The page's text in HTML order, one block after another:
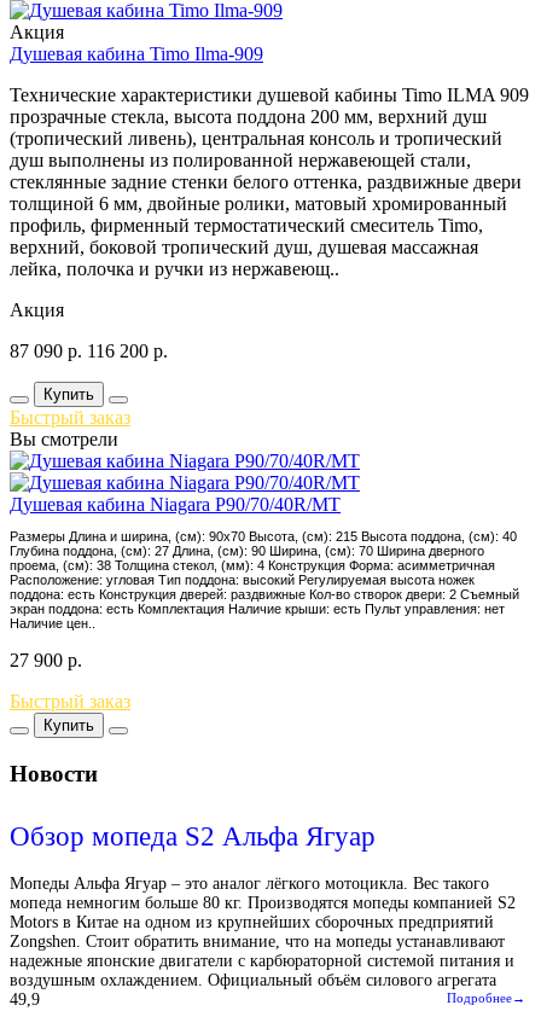
Акция
Душевая кабина Timo Ilma-909
Технические характеристики душевой кабины Timo ILMA 909
прозрачные стекла, высота поддона 200 мм, верхний душ
(тропический ливень), центральная консоль и тропический
душ выполнены из полированной нержавеющей стали,
стеклянные задние стенки белого оттенка, раздвижные двери
толщиной 6 мм, двойные ролики, матовый хромированный
профиль, фирменный термостатический смеситель Timo,
верхний, боковой тропический душ, душевая массажная
лейка, полочка и ручки из нержавеющ..
Акция
87 090 р. 116 200 р.
Купить
Быстрый заказ
Вы смотрели
Душевая кабина Niagara P90/70/40R/MT
Размеры Длина и ширина, (см): 90x70 Высота, (см): 215 Высота поддона, (см): 40
Глубина поддона, (см): 27 Длина, (см): 90 Ширина, (см): 70 Ширина дверного
проема, (см): 38 Толщина стекол, (мм): 4 Конструкция Форма: асимметричная
Расположение: угловая Тип поддона: высокий Регулируемая высота ножек
поддона: есть Конструкция дверей: раздвижные Кол-во створок двери: 2 Съемный
экран поддона: есть Комплектация Наличие крыши: есть Пульт управления: нет
Наличие цен..
27 900 р.
Быстрый заказ
Купить
Новости
Обзор мопеда S2 Альфа Ягуар
Мопеды Альфа Ягуар – это аналог лёгкого мотоцикла. Вес такого
мопеда немногим больше 80 кг. Производятся мопеды компанией S2
Motors в Китае на одном из крупнейших сборочных предприятий
Zongshen. Стоит обратить внимание, что на мопеды устанавливают
надежные японские двигатели с карбюраторной системой питания и
воздушным охлаждением. Официальный объём силового агрегата
49,9
Подробнее→